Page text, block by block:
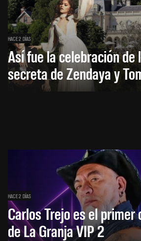
HACE 2 DÍAS
Así fue la celebración de
secreta de Zendaya y
HACE 2 DÍAS
Carlos Trejo es el
de La Granja VIP 2